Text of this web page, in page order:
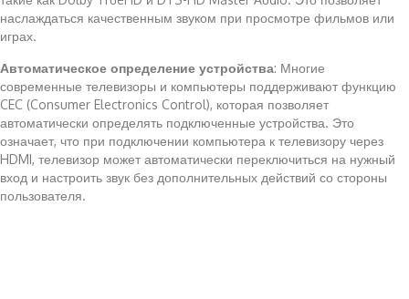
наслаждаться качественным звуком при просмотре фильмов или
играх.
Автоматическое определение устройства: Многие
современные телевизоры и компьютеры поддерживают функцию
CEC (Consumer Electronics Control), которая позволяет
автоматически определять подключенные устройства. Это
означает, что при подключении компьютера к телевизору через
HDMI, телевизор может автоматически переключиться на нужный
вход и настроить звук без дополнительных действий со стороны
пользователя.